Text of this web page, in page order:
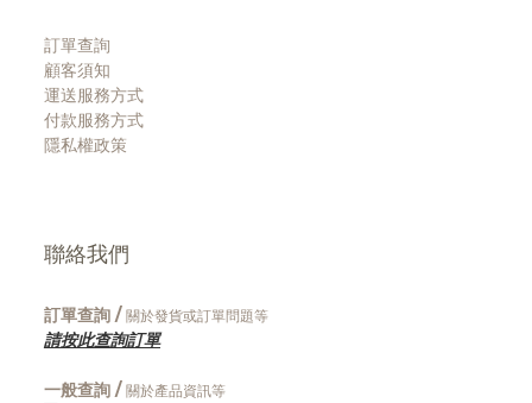
訂單查詢
顧客須知
運送服務方式
付款服務方式
隱私權政策
聯絡我們
訂單查詢 / 關於發貨或訂單問題等
請按此查詢訂單
一般查詢 / 關於產品資訊等